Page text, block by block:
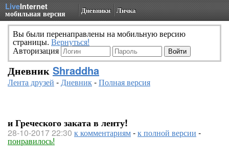
LiveInternet
мобильная версия Дневники Личка
Вы были перенаправлены на мобильную версию
страницы. Вернуться!
Авторизация
Дневник Shraddha
Лента друзей -Дневник-Полная версия
и Греческого заката в ленту!
28-10-2017 22:30 к комментариям-к полной версии -
понравилось!